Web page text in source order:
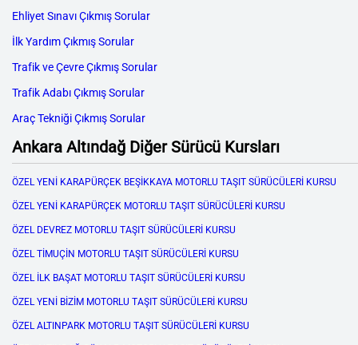
Ehliyet Sınavı Çıkmış Sorular
İlk Yardım Çıkmış Sorular
Trafik ve Çevre Çıkmış Sorular
Trafik Adabı Çıkmış Sorular
Araç Tekniği Çıkmış Sorular
Ankara Altındağ Diğer Sürücü Kursları
ÖZEL YENİ KARAPÜRÇEK BEŞİKKAYA MOTORLU TAŞIT SÜRÜCÜLERİ KURSU
ÖZEL YENİ KARAPÜRÇEK MOTORLU TAŞIT SÜRÜCÜLERİ KURSU
ÖZEL DEVREZ MOTORLU TAŞIT SÜRÜCÜLERİ KURSU
ÖZEL TİMUÇİN MOTORLU TAŞIT SÜRÜCÜLERİ KURSU
ÖZEL İLK BAŞAT MOTORLU TAŞIT SÜRÜCÜLERİ KURSU
ÖZEL YENİ BİZİM MOTORLU TAŞIT SÜRÜCÜLERİ KURSU
ÖZEL ALTINPARK MOTORLU TAŞIT SÜRÜCÜLERİ KURSU